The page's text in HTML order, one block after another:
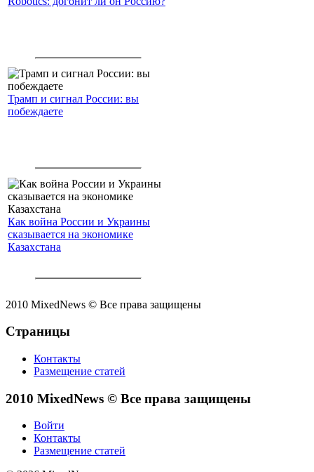
Трамп и сигнал России: вы
побеждаете
Как война России и Украины
сказывается на экономике
Казахстана
2010 MixedNews © Все права защищены
Страницы
Контакты
Размещение статей
2010 MixedNews © Все права защищены
Войти
Контакты
Размещение статей